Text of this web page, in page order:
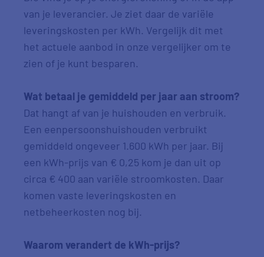
van je leverancier. Je ziet daar de variële
leveringskosten per kWh. Vergelijk dit met
het actuele aanbod in onze vergelijker om te
zien of je kunt besparen.
Wat betaal je gemiddeld per jaar aan stroom?
Dat hangt af van je huishouden en verbruik.
Een eenpersoonshuishouden verbruikt
gemiddeld ongeveer 1.600 kWh per jaar. Bij
een kWh-prijs van € 0,25 kom je dan uit op
circa € 400 aan variële stroomkosten. Daar
komen vaste leveringskosten en
netbeheerkosten nog bij.
Waarom verandert de kWh-prijs?